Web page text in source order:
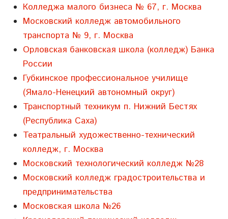
Колледжа малого бизнеса № 67, г. Москва
Московский колледж автомобильного
транспорта № 9, г. Москва
Орловская банковская школа (колледж) Банка
России
Губкинское профессиональное училище
(Ямало-Ненецкий автономный округ)
Транспортный техникум п. Нижний Бестях
(Республика Саха)
Театральный художественно-технический
колледж, г. Москва
Московский технологический колледж №28
Московский колледж градостроительства и
предпринимательства
Московская школа №26